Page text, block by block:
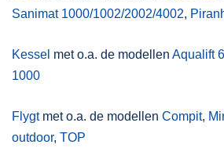
Sanimat 1000/1002/2002/4002,
Kessel met o.a. de modellen Aqualift
1000
Flygt met o.a. de modellen Compit,
outdoor, TOP